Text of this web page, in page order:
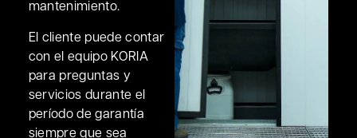
mantenimiento.
El cliente puede contar
con el equipo KORIA
para preguntas y
servicios durante el
período de garantía
siempre que sea